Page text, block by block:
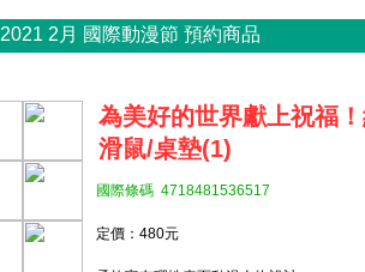
2021 2月 國際動漫節 預約商品
為美好的世界獻上祝福
滑鼠/桌墊(1)
國際條碼 4718481536517
定價：480元